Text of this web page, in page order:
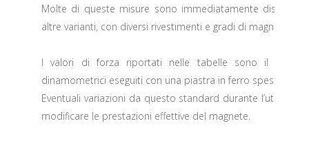
Molte di queste misure sono immediatamente
altre varianti, con diversi rivestimenti e gradi di
I valori di forza riportati nelle tabelle sono il
dinamometrici eseguiti con una piastra in ferro spessa 10
Eventuali variazioni da questo standard durante l’utilizzo
modificare le prestazioni effettive del magnete.